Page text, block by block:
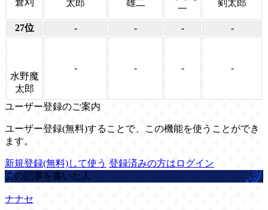
倉刈
太郎
雄二
一
剣太郎
27位 - - - -
水野魔
太郎
- - - -
ユーザー登録のご案内
ユーザー登録(無料)することで、この機能を使うことができ
ます。
新規登録(無料)して使う 登録済みの方はログイン
この記事を書いた人
ナナセ